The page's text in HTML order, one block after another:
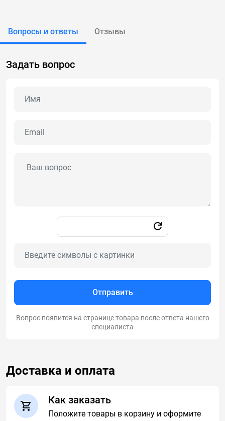
Вопросы и ответы Отзывы
Задать вопрос
Отправить
Вопрос появится на странице товара после ответа нашего
специалиста
Доставка и оплата
Как заказать
Положите товары в корзину и оформите